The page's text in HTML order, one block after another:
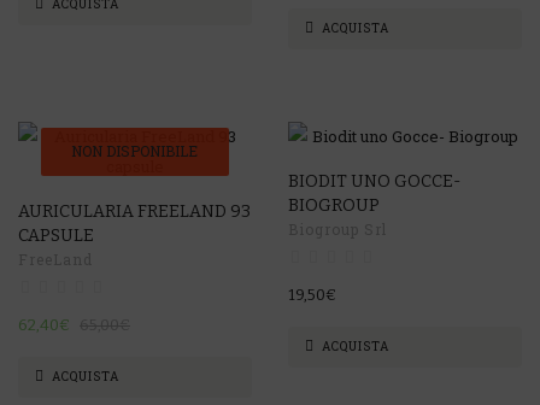
ACQUISTA
ACQUISTA
NON DISPONIBILE
AURICULARIA FREELAND 93
CAPSULE
62,40€
ACQUISTA
BIODIT UNO GOCCE-
BIOGROUP
19,50€
ACQUISTA